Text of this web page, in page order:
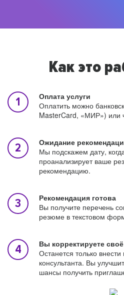
Как это
Оплата услуги
Оплатить можно
MasterCard, «МИР») или
Ожидание
Мы подскажем дату,
проанализирует ваше
рекомендацию.
Рекомендация готова
Вы получите перечень
резюме в текстовом
Вы корректируете
Останется только
консультанта. Вы
шансы получить